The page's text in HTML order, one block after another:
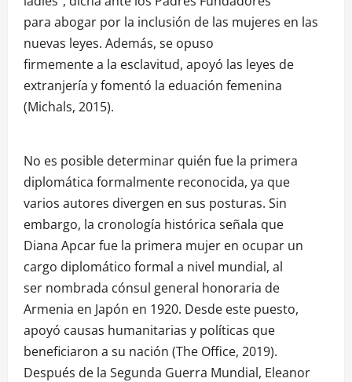
para abogar por la inclusión de las mujeres en las
nuevas leyes. Además, se opuso
firmemente a la esclavitud, apoyó las leyes de
extranjería y fomentó la eduación femenina
(Michals, 2015).
No es posible determinar quién fue la primera
diplomática formalmente reconocida, ya que
varios autores divergen en sus posturas. Sin
embargo, la cronología histórica señala que
Diana Apcar fue la primera mujer en ocupar un
cargo diplomático formal a nivel mundial, al
ser nombrada cónsul general honoraria de
Armenia en Japón en 1920. Desde este puesto,
apoyó causas humanitarias y políticas que
beneficiaron a su nación (The Office, 2019).
Después de la Segunda Guerra Mundial, Eleanor